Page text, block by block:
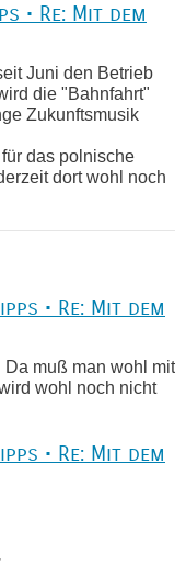
• Re: Mit dem
Juni den Betrieb
die "Bahnfahrt"
Zukunftsmusik
das polnische
dort wohl noch
• Re: Mit dem
muß man wohl mit
wohl noch nicht
• Re: Mit dem